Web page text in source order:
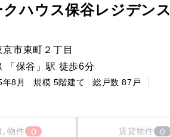
ハウス保谷レジデンス
市東町２丁目
「保谷」駅 徒歩6分
8月 規模 5階建て 総戸数 87戸
物件 0 賃貸物件 0